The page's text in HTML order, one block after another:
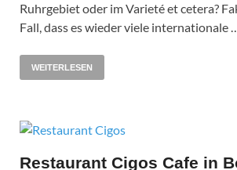
Ruhrgebiet oder im Varieté et cetera?
Fall, dass es wieder viele internationale
WEITERLESEN
Restaurant Cigos Cafe in